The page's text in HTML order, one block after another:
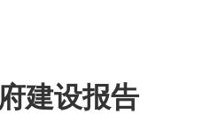
建设报告